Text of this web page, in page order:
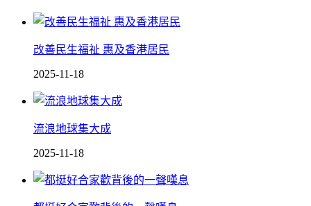
改善民生福祉 惠及香港居民
2025-11-18
流浪地球集大成
2025-11-18